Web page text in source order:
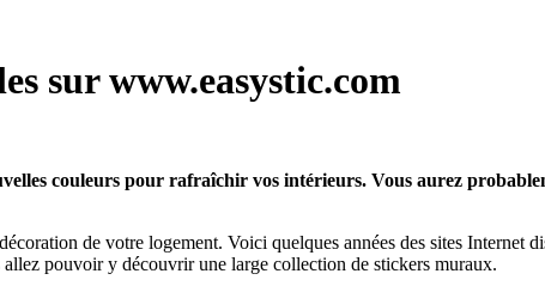
sur www.easystic.com
couleurs pour rafraîchir vos intérieurs. Vous aurez
de votre logement. Voici quelques années des sites Internet
pouvoir y découvrir une large collection de stickers muraux.